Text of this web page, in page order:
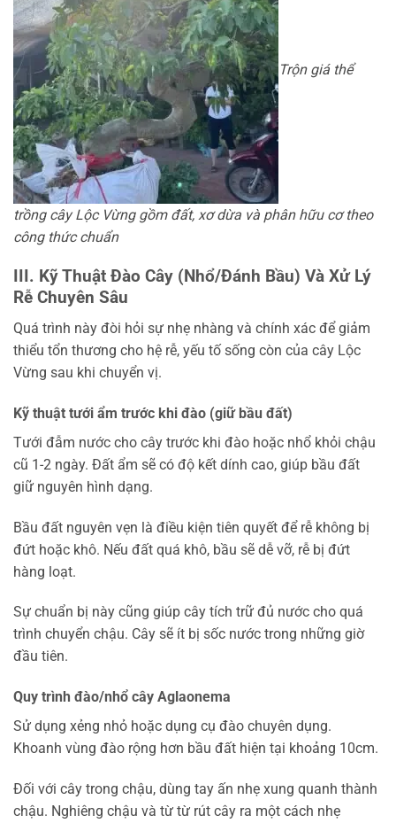
Trộn giá thể
trồng cây Lộc Vừng gồm đất, xơ dừa và phân hữu cơ theo
công thức chuẩn
III. Kỹ Thuật Đào Cây (Nhổ/Đánh Bầu) Và Xử Lý
Rễ Chuyên Sâu
Quá trình này đòi hỏi sự nhẹ nhàng và chính xác để giảm
thiểu tổn thương cho hệ rễ, yếu tố sống còn của cây Lộc
Vừng sau khi chuyển vị.
Kỹ thuật tưới ẩm trước khi đào (giữ bầu đất)
Tưới đẫm nước cho cây trước khi đào hoặc nhổ khỏi chậu
cũ 1-2 ngày. Đất ẩm sẽ có độ kết dính cao, giúp bầu đất
giữ nguyên hình dạng.
Bầu đất nguyên vẹn là điều kiện tiên quyết để rễ không bị
đứt hoặc khô. Nếu đất quá khô, bầu sẽ dễ vỡ, rễ bị đứt
hàng loạt.
Sự chuẩn bị này cũng giúp cây tích trữ đủ nước cho quá
trình chuyển chậu. Cây sẽ ít bị sốc nước trong những giờ
đầu tiên.
Quy trình đào/nhổ cây Aglaonema
Sử dụng xẻng nhỏ hoặc dụng cụ đào chuyên dụng.
Khoanh vùng đào rộng hơn bầu đất hiện tại khoảng 10cm.
Đối với cây trong chậu, dùng tay ấn nhẹ xung quanh thành
chậu. Nghiêng chậu và từ từ rút cây ra một cách nhẹ